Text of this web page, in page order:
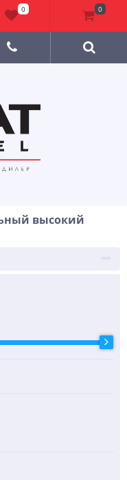
высокий
0 0